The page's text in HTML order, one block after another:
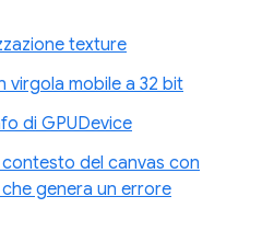
texture
virgola mobile a 32 bit
di GPUDevice
del canvas con
genera un errore